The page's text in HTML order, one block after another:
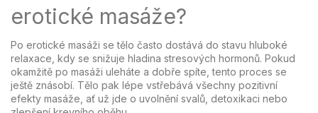
erotické masáže?
Po erotické masáži se tělo často dostává do stavu hluboké
relaxace, kdy se snižuje hladina stresových hormonů. Pokud
okamžitě po masáži uleháte a dobře spíte, tento proces se
ještě znásobí. Tělo pak lépe vstřebává všechny pozitivní
efekty masáže, ať už jde o uvolnění svalů, detoxikaci nebo